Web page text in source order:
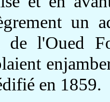
un
de l'Oued
en 1859.